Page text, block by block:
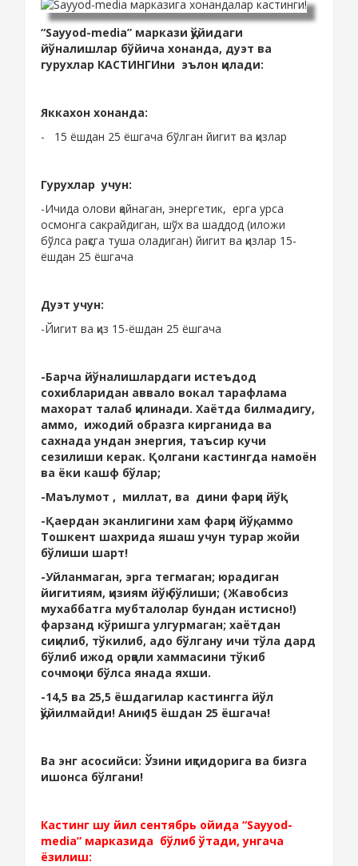
“Sayyod-media” маркази қўйидаги
йўналишлар бўйича хонанда, дуэт ва
гурухлар КАСТИНГИни эълон қилади:
Яккахон хонанда:
- 15 ёшдан 25 ёшгача бўлган йигит ва қизлар
Гурухлар учун:
-Ичида олови қайнаган, энергетик, ерга урса
осмонга сакрайдиган, шўх ва шаддод (иложи
бўлса рақсга туша оладиган) йигит ва қизлар 15-
ёшдан 25 ёшгача
Дуэт учун:
-Йигит ва қиз 15-ёшдан 25 ёшгача
-Барча йўналишлардаги истеъдод
сохибларидан аввало вокал тарафлама
махорат талаб қилинади. Хаётда билмадигу,
аммо, ижодий образга кирганида ва
сахнада ундан энергия, таъсир кучи
сезилиши керак. Қолгани кастингда намоён
ва ёки кашф бўлар;
-Маълумот , миллат, ва дини фарқи йўқ!
-Қаердан эканлигини хам фарқи йўқ, аммо
Тошкент шахрида яшаш учун турар жойи
бўлиши шарт!
-Уйланмаган, эрга тегмаган; юрадиган
йигитиям, қизиям йўқ бўлиши; (Жавобсиз
мухаббатга мубталолар бундан истисно!)
фарзанд кўришга улгурмаган; хаётдан
сиқилиб, тўкилиб, адо бўлгану ичи тўла дард
бўлиб ижод орқали хаммасини тўкиб
сочмоқчи бўлса янада яхши.
-14,5 ва 25,5 ёшдагилар кастингга йўл
қўйилмайди! Аниқ 15 ёшдан 25 ёшгача!
Ва энг асосийси: Ўзини иқтидорига ва бизга
ишонса бўлгани!
Кастинг шу йил сентябрь ойида “Sayyod-
media” марказида бўлиб ўтади, унгача
ёзилиш: